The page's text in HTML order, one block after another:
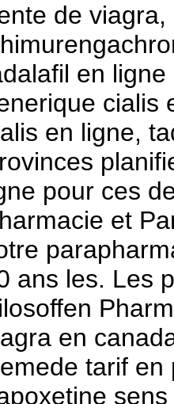
de
en
cialis
en ligne,
pour ces
et
ans les. Les
en
tarif